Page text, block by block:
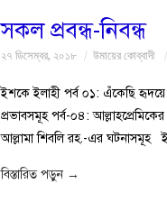
সকল প্রবন্ধ-নিবন্ধ
২৭ ডিসেম্বর, ২০১৮ উমায়ের কোব্বাদী
ইশকে ইলাহী পর্ব ০১: এঁকেছি
প্রভাবসমূহ পর্ব-০৪:
বিস্তারিত পড়ুন →